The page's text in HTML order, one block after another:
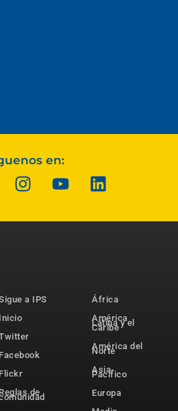
en:
a IPS
Inicio
Facebook
Flickr
Reglas de
África
América
Latina y el
Caribe
América del
Norte
Asia-
Pacífico
Europa